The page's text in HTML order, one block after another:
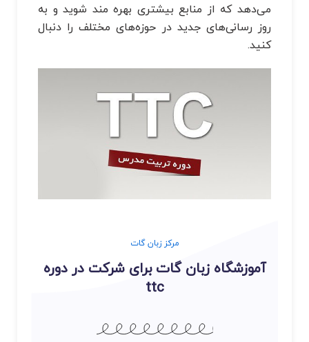
می‌دهد که از منابع بیشتری بهره مند شوید و به
روز رسانی‌های جدید در حوزه‌های مختلف را دنبال
کنید.
مرکز زبان گات
آموزشگاه زبان گات برای شرکت در دوره
ttc